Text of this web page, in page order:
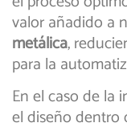
valor añadido a
metálica,
para la
En el caso de la
el diseño dentro